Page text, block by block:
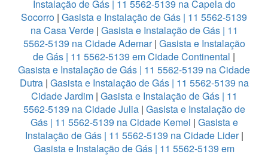
Instalação de Gás | 11 5562-5139 na Capela do
Socorro | Gasista e Instalação de Gás | 11 5562-5139
na Casa Verde| Gasista e Instalação de Gás | 11
5562-5139 na Cidade Ademar| Gasista e Instalação
de Gás | 11 5562-5139 em Cidade Continental |
Gasista e Instalação de Gás | 11 5562-5139 na Cidade
Dutra | Gasista e Instalação de Gás | 11 5562-5139 na
Cidade Jardim| Gasista e Instalação de Gás | 11
5562-5139 na Cidade Julia | Gasista e Instalação de
Gás | 11 5562-5139 na Cidade Kemel | Gasista e
Instalação de Gás | 11 5562-5139 na Cidade Lider|
Gasista e Instalação de Gás | 11 5562-5139 em